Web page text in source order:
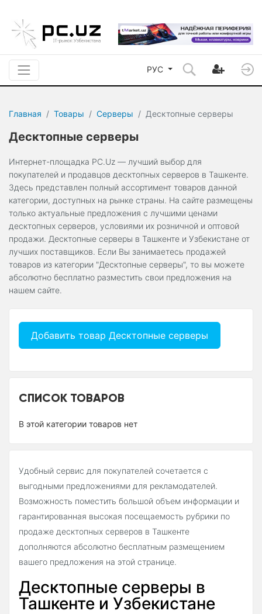
РУС
Главная Товары Серверы Десктопные серверы
Десктопные серверы
Интернет-площадка PC.Uz — лучший выбор для
покупателей и продавцов десктопных серверов в Ташкенте.
Здесь представлен полный ассортимент товаров данной
категории, доступных на рынке страны. На сайте размещены
только актуальные предложения с лучшими ценами
десктопных серверов, условиями их розничной и оптовой
продажи. Десктопные серверы в Ташкенте и Узбекистане от
лучших поставщиков. Если Вы занимаетесь продажей
товаров из категории "Десктопные серверы", то вы можете
абсолютно бесплатно разместить свои предложения на
нашем сайте.
Добавить товар Десктопные серверы
СПИСОК ТОВАРОВ
В этой категории товаров нет
Удобный сервис для покупателей сочетается с
выгодными предложениями для рекламодателей.
Возможность поместить большой объем информации и
гарантированная высокая посещаемость рубрики по
продаже десктопных серверов в Ташкенте
дополняются абсолютно бесплатным размещением
вашего предложения на этой странице.
Десктопные серверы в
Ташкенте и Узбекистане